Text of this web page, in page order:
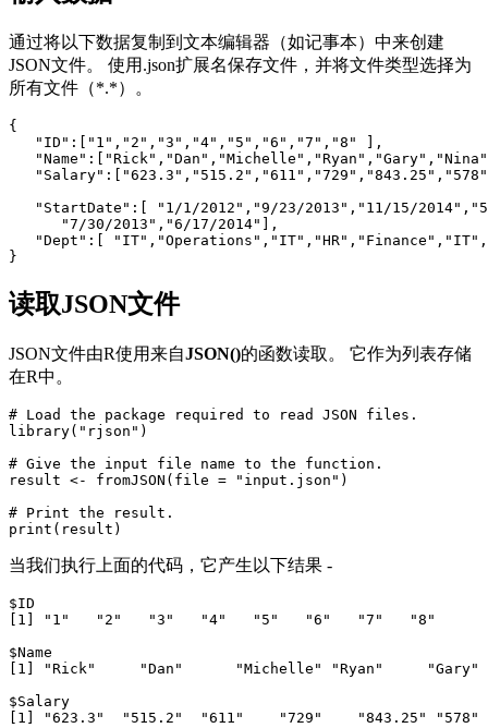
通过将以下数据复制到文本编辑器（如记事本）中来创建
JSON文件。 使用.json扩展名保存文件，并将文件类型选择为
所有文件（*.*）。
{
   "ID":["1","2","3","4","5","6","7","8" ],
"StartDate":[ "1/1/2012","9/23/2013","11/15/
      "7/30/2013","6/17/2014"],
"Dept":[
读取JSON文件
JSON文件由R使用来自JSON()的函数读取。 它作为列表存储
在R中。
# Load the package required to read JSON files.
library("rjson")
# Give the input file name to the function.
result <- fromJSON(file = "input.json")
# Print the result.
当我们执行上面的代码，它产生以下结果 -
$ID
[1] "1"   "2"   "3"   "4"   "5"   "6"   "7"   "8"
$Name
[1] "Rick"     "Dan"      "Michelle" "Ryan"
$Salary
[1] "623.3"  "515.2"  "611"    "729"    "843.25"